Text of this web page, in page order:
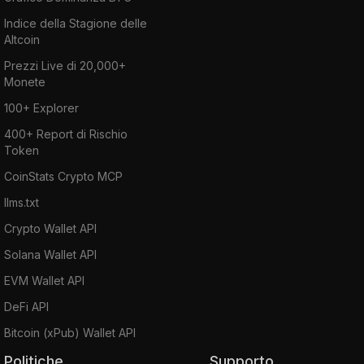
Indice della Stagione delle
Altcoin
Prezzi Live di 20,000+
Monete
100+ Explorer
400+ Report di Rischio
Token
CoinStats Crypto MCP
llms.txt
Crypto Wallet API
Solana Wallet API
EVM Wallet API
DeFi API
Bitcoin (xPub) Wallet API